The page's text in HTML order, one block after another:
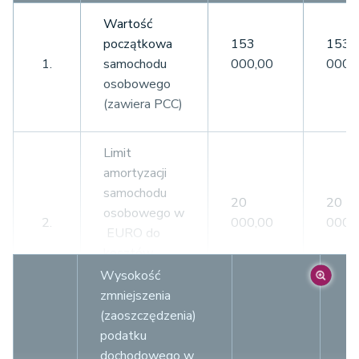
1.
Wartość
początkowa
samochodu
osobowego
(zawiera PCC)
153
000,00
153
2.
Limit
amortyzacji
samochodu
osobowego w
EURO do
kosztów
uzyskania
przychodów
20
000,00
20
Kurs średni
Wysokość
zmniejszenia
(zaoszczędzenia)
podatku